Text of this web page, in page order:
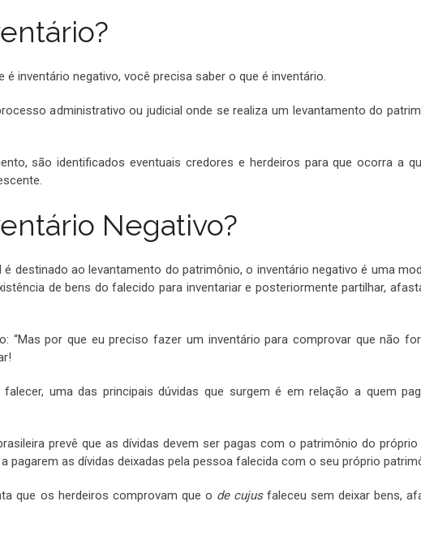
é inventário negativo, você precisa saber o que é inventário.
administrativo ou judicial onde se realiza um levantamento do
são identificados eventuais credores e herdeiros para que ocorra a
Negativo?
destinado ao levantamento do patrimônio, o inventário negativo é uma
de bens do falecido para inventariar e posteriormente partilhar,
“Mas por que eu preciso fazer um inventário para comprovar que não
uma das principais dúvidas que surgem é em relação a quem
prevê que as dívidas devem ser pagas com o patrimônio do
pagarem as dívidas deixadas pela pessoa falecida com o seu próprio
que os herdeiros comprovam que o de cujusfaleceu sem deixar bens,